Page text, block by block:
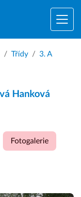
Třídy 3. A
Hanková
Fotogalerie